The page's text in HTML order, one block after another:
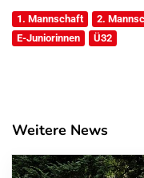
1. Mannschaft 2.
E-Juniorinnen
Ü32
Weitere News